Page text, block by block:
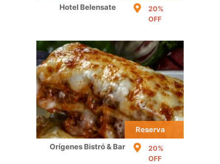
Hotel Belensate
20%
OFF
Reserva
Orígenes Bistró & Bar
20%
OFF